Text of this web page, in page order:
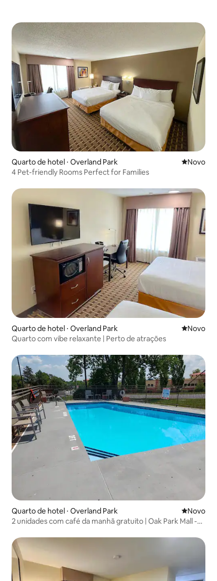
Quarto de hotel ⋅ Overland Park Novo
Novo
4 Pet-friendly Rooms Perfect for Families
Quarto de hotel ⋅ Overland Park Novo
Novo
Quarto com vibe relaxante | Perto de atrações
Quarto de hotel ⋅ Overland Park Novo
Novo
2 unidades com café da manhã gratuito | Oak Park Mall -